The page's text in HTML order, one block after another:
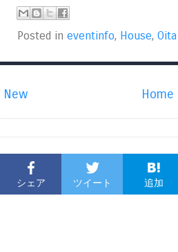
Posted in eventinfo, House, Oita
New Home
シェア ツイート 追加